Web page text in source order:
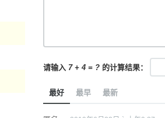
请输入 7 + 4 = ? 的计算结果：
最好 最早 最新